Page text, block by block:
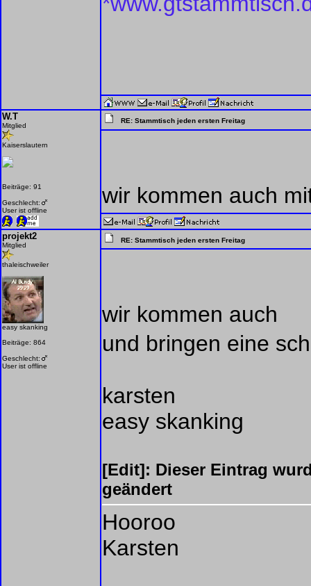
W.T
Mitglied
Kaiserslautern
Beiträge: 91
Geschlecht:
User ist offline
RE: Stammtisch jeden ersten Freitag
wir kommen auch
projekt2
Mitglied
thaleischweiler
easy skanking
Beiträge: 864
Geschlecht:
User ist offline
RE: Stammtisch jeden ersten Freitag
wir kommen auch
und bringen eine
karsten
easy skanking
[Edit]: Dieser Eintrag
geändert
Hooroo
Karsten